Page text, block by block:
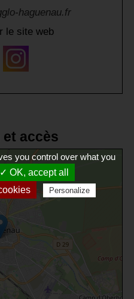
haguenau.fr
le site web
accès
you control over what you
✓ OK, accept all
Personalize